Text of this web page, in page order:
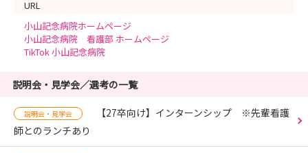
URL
小山記念病院ホームページ
小山記念病院 看護部 ホームページ
TikTok 小山記念病院
説明会・見学会／選考の一覧
説明会・見学会
【27卒向け】インターンシップ ※先輩看護
師とのランチあり